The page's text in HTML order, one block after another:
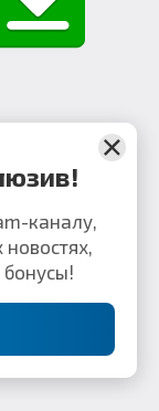
каналу,
бонусы!